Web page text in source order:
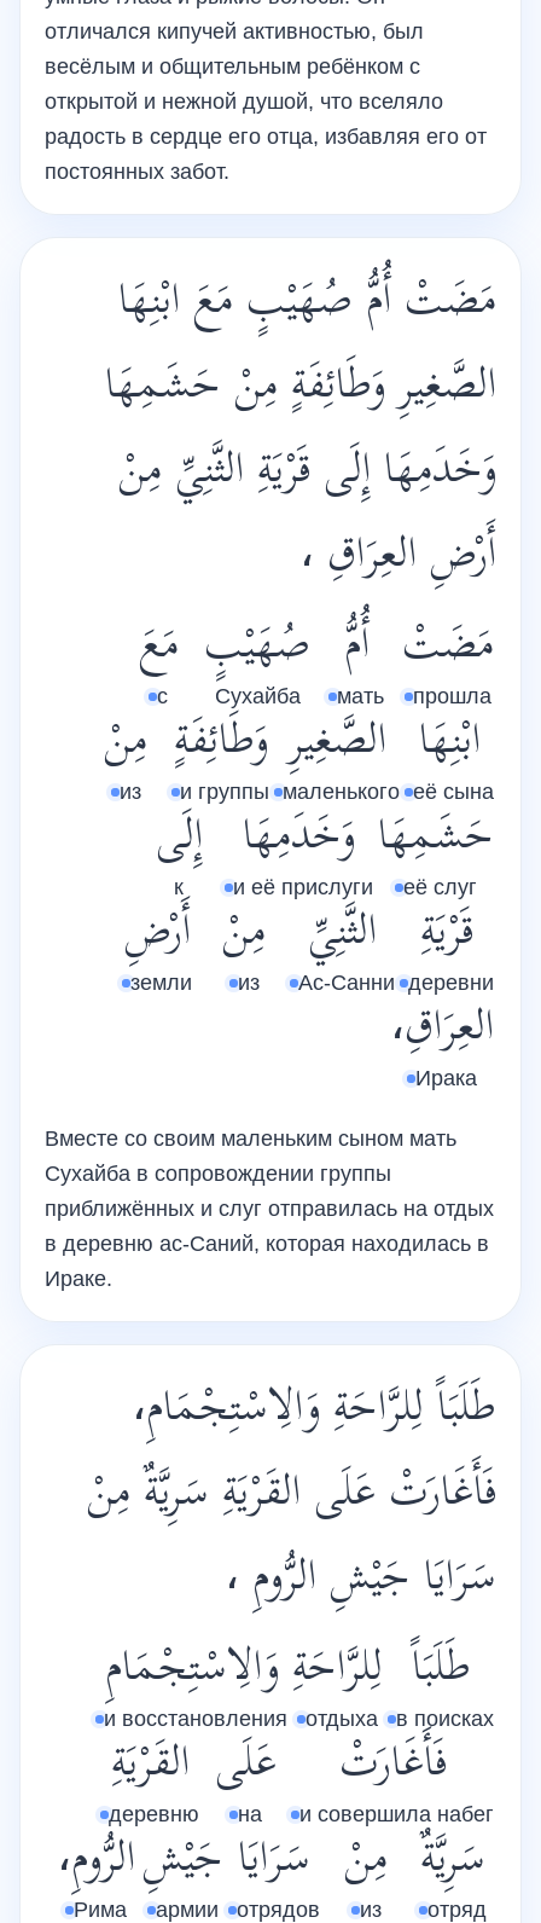
отличался кипучей активностью, был
весёлым и общительным ребёнком с
открытой и нежной душой, что вселяло
радость в сердце его отца, избавляя его от
постоянных забот.
مَضَتْ أُمُّ صُهَيْبٍ مَعَ ابْنِهَا
الصَّغِيرِ وَطَائِفَةٍ مِنْ حَشَمِهَا
وَخَدَمِهَا إِلَى قَرْيَةِ الثَّنِيِّ مِنْ
أَرْضِ العِرَاقِ ،
مَضَتْ
прошла
أُمُّ
мать
صُهَيْبٍ
Сухайба
مَعَ
с
ابْنِهَا
её сына
الصَّغِيرِ
маленького
وَطَائِفَةٍ
и группы
مِنْ
из
حَشَمِهَا
её слуг
وَخَدَمِهَا
и её прислуги
إِلَى
к
قَرْيَةِ
деревни
الثَّنِيِّ
Ас-Санни
مِنْ
из
أَرْضِ
земли
العِرَاقِ،
Ирака
Вместе со своим маленьким сыном мать
Сухайба в сопровождении группы
приближённых и слуг отправилась на отдых
в деревню ас-Саний, которая находилась в
Ираке.
طَلَبَاً لِلرَّاحَةِ وَالِاسْتِجْمَامِ،
فَأَغَارَتْ عَلَى القَرْيَةِ سَرِيَّةٌ مِنْ
سَرَايَا جَيْشِ الرُّومِ ،
طَلَبَاً
в поисках
لِلرَّاحَةِ
отдыха
وَالِاسْتِجْمَامِ
и восстановления
فَأَغَارَتْ
и совершила набег
عَلَى
на
القَرْيَةِ
деревню
سَرِيَّةٌ
отряд
مِنْ
из
سَرَايَا
отрядов
جَيْشِ
армии
الرُّومِ،
Рима